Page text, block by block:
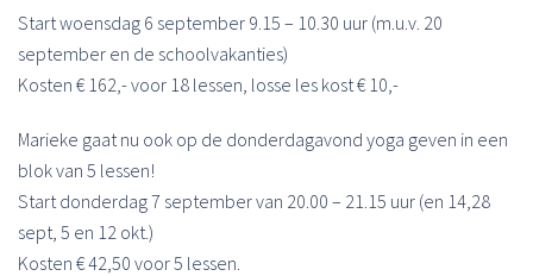
Start woensdag 6 september 9.15 – 10.30 uur (m.u.v. 20
september en de schoolvakanties)
Kosten € 162,- voor 18 lessen, losse les kost € 10,-
Marieke gaat nu ook op de donderdagavond yoga geven in een
blok van 5 lessen!
Start donderdag 7 september van 20.00 – 21.15 uur (en 14,28
sept, 5 en 12 okt.)
Kosten € 42,50 voor 5 lessen.